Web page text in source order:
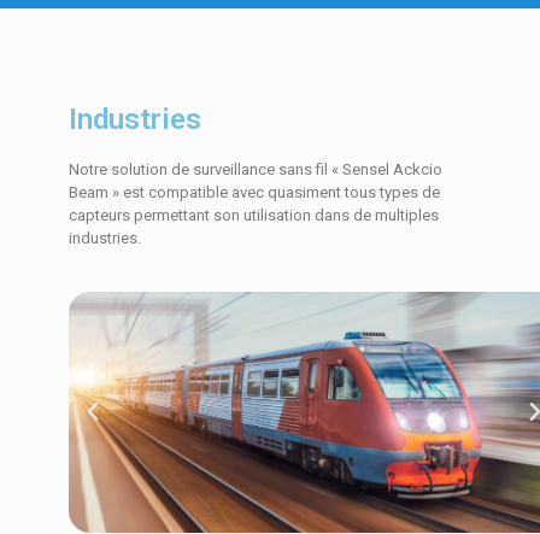
Industries
Notre solution de surveillance sans fil « Sensel Ackcio
Beam » est compatible avec quasiment tous types de
capteurs permettant son utilisation dans de multiples
industries.